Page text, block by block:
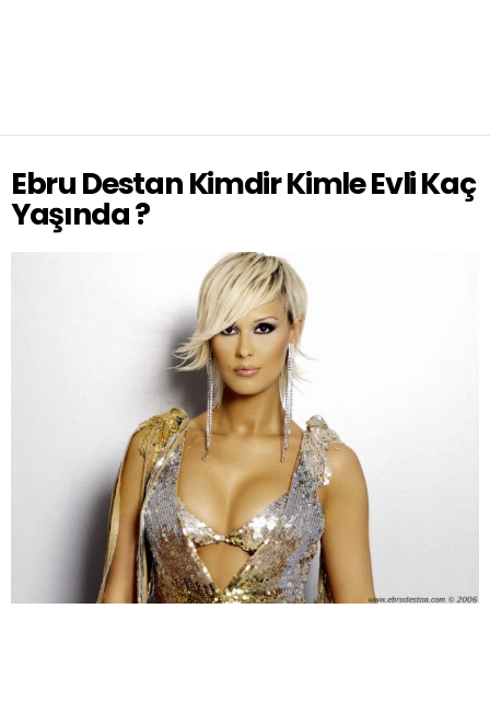
Ebru Destan Kimdir Kimle Evli Kaç
Yaşında ?